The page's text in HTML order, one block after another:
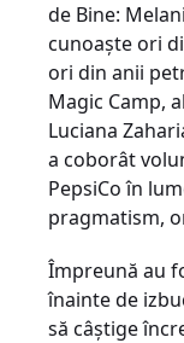
de Bine:
cunoaște ori
ori din anii
Magic Camp,
Luciana
a coborât
PepsiCo în
pragmatism,
Împreună au
înainte de
să câștige